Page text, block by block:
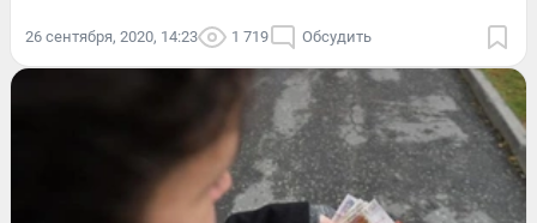
26 сентября, 2020, 14:23 1 719 Обсудить